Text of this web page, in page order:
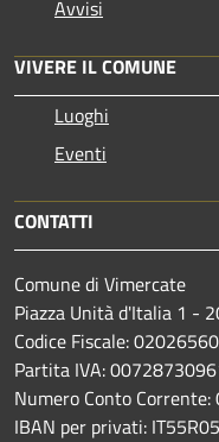
Avvisi
VIVERE IL COMUNE
Luoghi
Eventi
CONTATTI
Comune di Vimercate
Piazza Unità d'Italia 1 -
Codice Fiscale:
Partita IVA:
Numero Conto
IBAN per privati: